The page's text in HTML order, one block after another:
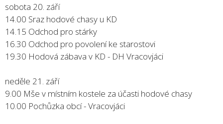
sobota 20. září
14.00 Sraz hodové chasy u KD
14.15 Odchod pro stárky
16.30 Odchod pro povolení ke starostovi
19.30 Hodová zábava v KD - DH Vracovjáci
neděle 21. září
9.00 Mše v místním kostele za účasti hodové chasy
10.00 Pochůzka obcí - Vracovjáci